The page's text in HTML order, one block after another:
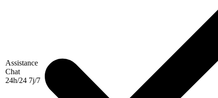
Assistance
Chat
24h/24 7j/7